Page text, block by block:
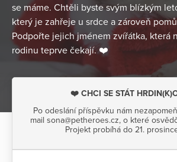
se máme. Chtěli byste svým blízkým
který je zahřeje u srdce a zároveň
Podpořte jejich jménem zvířátka, která
rodinu teprve čekají. ❤️
❤️ CHCI SE STÁT
Po odeslání příspěvku nám
mail sona@petheroes.cz, o které
Projekt probíhá do 21.